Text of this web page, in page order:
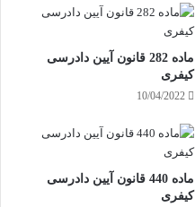
ماده 282 قانون آیین دادرسی
کیفری
10/04/2022
ماده 440 قانون آیین دادرسی
کیفری